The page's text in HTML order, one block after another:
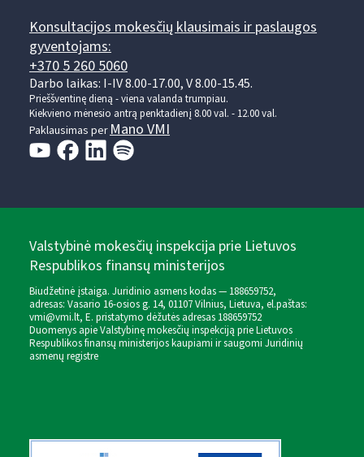
Konsultacijos mokesčių klausimais ir paslaugos
gyventojams:
+370 5 260 5060
Darbo laikas: I-IV 8.00-17.00, V 8.00-15.45.
Prieššventinę dieną - viena valanda trumpiau.
Kiekvieno mėnesio antrą penktadienį 8.00 val. - 12.00 val.
Paklausimas perMano VMI
Valstybinė mokesčių inspekcija prie Lietuvos
Respublikos finansų ministerijos
Biudžetinė įstaiga. Juridinio asmens kodas — 188659752,
adresas: Vasario 16-osios g. 14, 01107 Vilnius, Lietuva, el.paštas:
vmi@vmi.lt, E. pristatymo dėžutės adresas 188659752
Duomenys apie Valstybinę mokesčių inspekciją prie Lietuvos
Respublikos finansų ministerijos kaupiami ir saugomi Juridinių
asmenų registre